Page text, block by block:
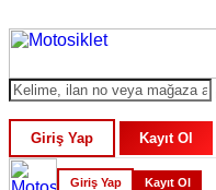
Giriş Yap Kayıt Ol
Giriş Yap Kayıt Ol